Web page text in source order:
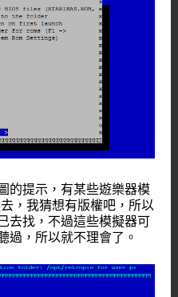
的提示，有某些遊樂器模
，我猜想有版權吧，所以
去找，不過這些模擬器可
過，所以就不理會了。